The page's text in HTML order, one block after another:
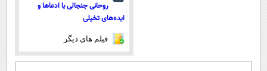
روحانی جنجالی با ادعاها و
ایده‌های تخیلی
فیلم های دیگر